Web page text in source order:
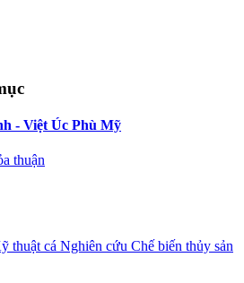
- Việt Úc Phù Mỹ
thuận
thuật cá Nghiên cứu Chế biến thủy sản